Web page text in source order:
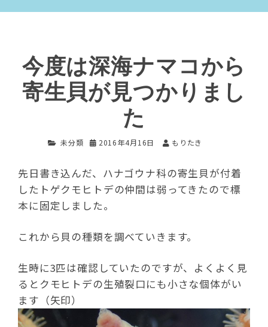
今度は深海ナマコから
寄生貝が見つかりまし
た
未分類 2016年4月16日 もりたき
先日書き込んだ、ハナゴウナ科の寄生貝が付着
したトゲクモヒトデの仲間は弱ってきたので標
本に固定しました。
これから貝の種類を調べていきます。
生時に3匹は確認していたのですが、よくよく見
るとクモヒトデの生殖裂口にも小さな個体がい
ます（矢印）